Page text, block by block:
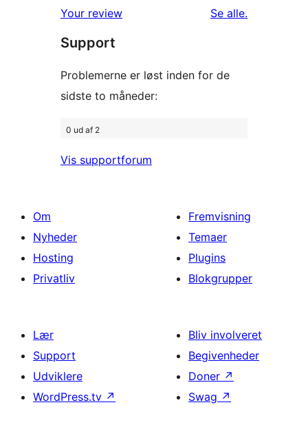
anmeldelser
stjernet
anmeldelser
Your review Se alleanmeldelser
.
Support
Problemerne er løst inden for de
sidste to måneder:
0 ud af 2
Vis supportforum
Om
Nyheder
Hosting
Privatliv
Fremvisning
Temaer
Plugins
Blokgrupper
Lær
Support
Udviklere
WordPress.tv ↗
Bliv involveret
Begivenheder
Doner ↗
Swag ↗